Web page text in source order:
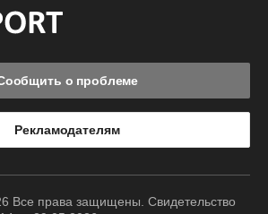
о проблеме
Рекламодателям
Все права защищены. Свидетельство